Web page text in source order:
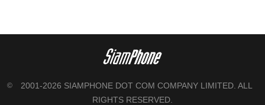
©
2001-2026 SIAMPHONE DOT COM COMPANY LIMITED. ALL
RIGHTS RESERVED.